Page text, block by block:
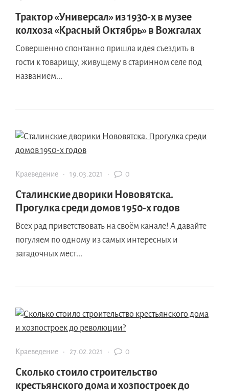
Трактор «Универсал» из 1930-х в музее
колхоза «Красный Октябрь» в Вожгалах
Совершенно спонтанно пришла идея съездить в
гости к товарищу, живущему в старинном селе под
названием...
Краеведение · 19.03.2021 · 0
Сталинские дворики Нововятска.
Прогулка среди домов 1950-х годов
Всех рад приветствовать на своём канале! А давайте
погуляем по одному из самых интересных и
загадочных мест...
Краеведение · 27.02.2021 · 0
Сколько стоило строительство
крестьянского дома и хозпостроек до